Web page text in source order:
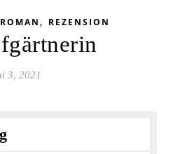
, REZENSION
3, 2021